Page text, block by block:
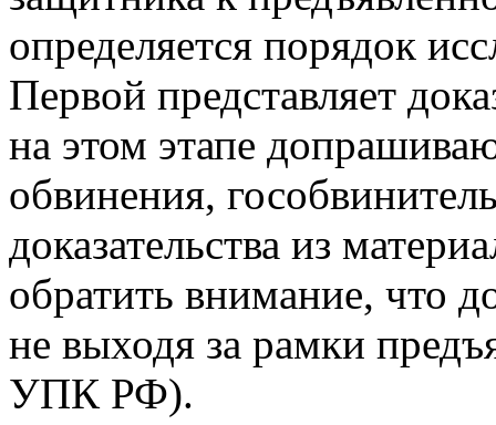
определяется порядок
Первой представляет
на этом этапе
обвинения,
доказательства из
обратить внимание, что
не выходя за рамки
УПК РФ).